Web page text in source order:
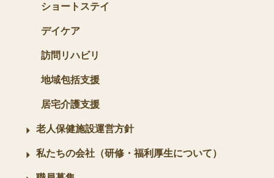
ショートステイ
デイケア
訪問リハビリ
地域包括支援
居宅介護支援
老人保健施設運営方針
私たちの会社（研修・福利厚生について）